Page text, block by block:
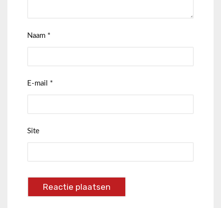
Naam *
E-mail *
Site